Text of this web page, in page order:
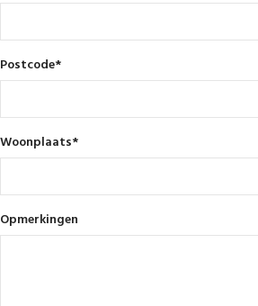
Postcode*
Woonplaats*
Opmerkingen